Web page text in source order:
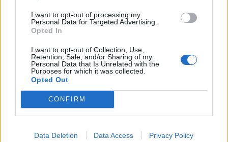
I want to opt-out of processing my
Personal Data for Targeted Advertising.
Opted In
I want to opt-out of Collection, Use,
Retention, Sale, and/or Sharing of my
Personal Data that Is Unrelated with the
Purposes for which it was collected.
Opted Out
CONFIRM
Data Deletion Data Access Privacy Policy
© Vecer.mk, правата за текстот се на редакцијата
„НЕ СМЕ НА ДНОТО, ТУКУ ПРЕД
Евростат ги руши вашите